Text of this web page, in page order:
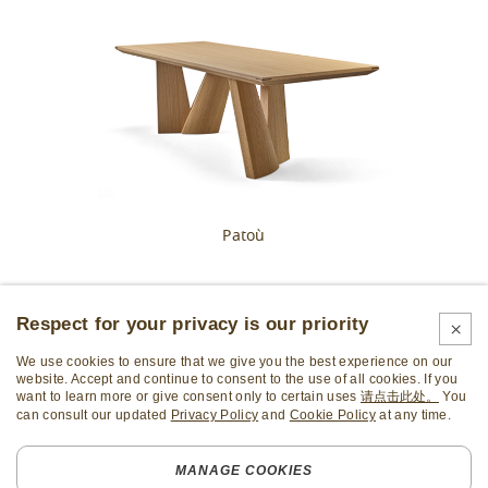
Patoù
订阅时事通讯
Respect for your privacy is our priority
We use cookies to ensure that we give you the best experience on our
website. Accept and continue to consent to the use of all cookies. If you
want to learn more or give consent only to certain uses 请点击此处。
You
can consult our updated Privacy Policy and Cookie Policyat any time.
MANAGE COOKIES